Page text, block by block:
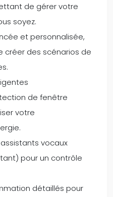
de gérer votre
soyez.
et personnalisée,
créer des scénarios de
de fenêtre
votre
vocaux
pour un contrôle
détaillés pour